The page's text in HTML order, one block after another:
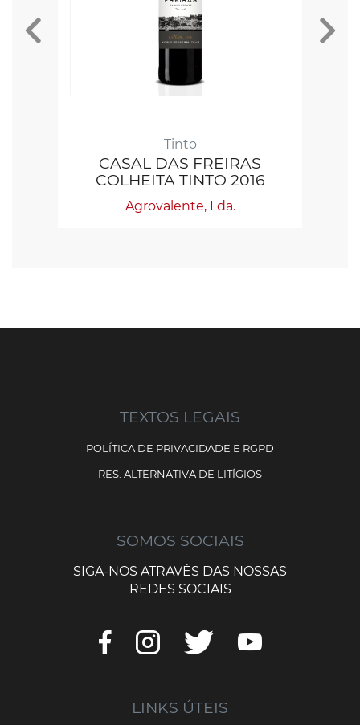
Tinto
CASAL DAS FREIRAS
COLHEITA TINTO 2016
Agrovalente, Lda.
TEXTOS LEGAIS
POLÍTICA DE PRIVACIDADE E RGPD
RES. ALTERNATIVA DE LITÍGIOS
SOMOS SOCIAIS
SIGA-NOS ATRAVÉS DAS NOSSAS
REDES SOCIAIS
LINKS ÚTEIS